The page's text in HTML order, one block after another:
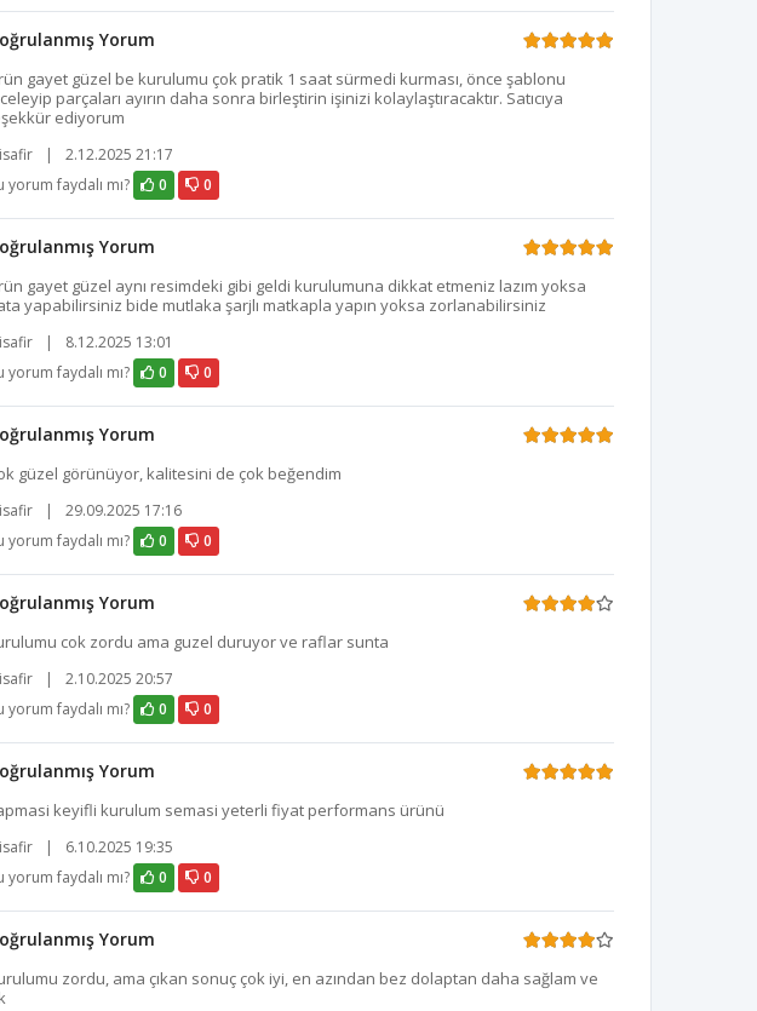
Yorum
gayet güzel be kurulumu çok pratik 1 saat sürmedi kurması, önce şablonu
parçaları ayırın daha sonra birleştirin işinizi kolaylaştıracaktır. Satıcıya
ediyorum
|
2.12.2025 21:17
yorum faydalı mı?
0 0
Yorum
gayet güzel aynı resimdeki gibi geldi kurulumuna dikkat etmeniz lazım yoksa
yapabilirsiniz bide mutlaka şarjlı matkapla yapın yoksa zorlanabilirsiniz
|
8.12.2025 13:01
yorum faydalı mı?
0 0
Yorum
güzel görünüyor, kalitesini de çok beğendim
|
29.09.2025 17:16
yorum faydalı mı?
0 0
Yorum
cok zordu ama guzel duruyor ve raflar sunta
|
2.10.2025 20:57
yorum faydalı mı?
0 0
Yorum
keyifli kurulum semasi yeterli fiyat performans ürünü
|
6.10.2025 19:35
yorum faydalı mı?
0 0
Yorum
zordu, ama çıkan sonuç çok iyi, en azından bez dolaptan daha sağlam ve